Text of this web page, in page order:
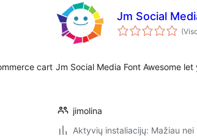
cart
Jm Social
Jm Social Media Font Awesome
jimolina
Aktyvių instaliacijų: Mažiau nei